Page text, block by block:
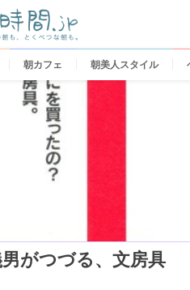
朝カフェ 朝美人スタイル
がつづる、文房具